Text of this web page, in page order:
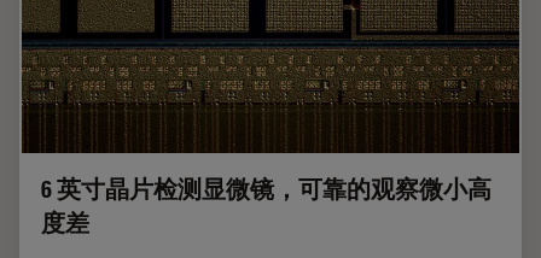
6 英寸晶片检测显微镜，可靠的观察微小高
度差